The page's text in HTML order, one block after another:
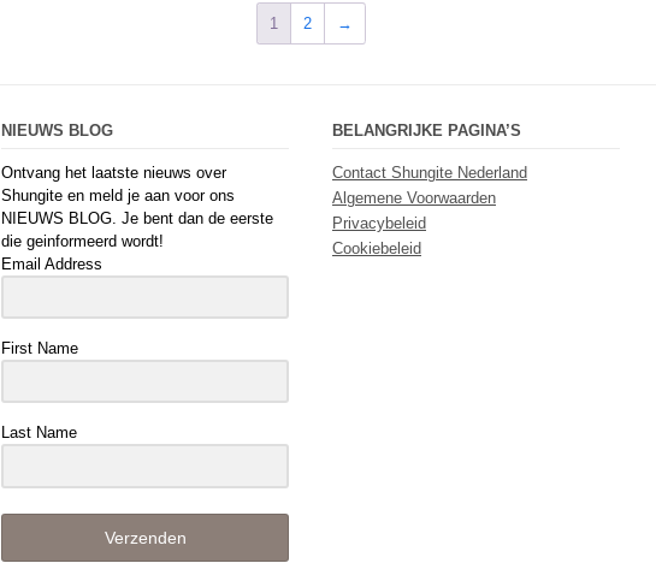
1 2 →
NIEUWS BLOG
Ontvang het laatste nieuws over
Shungite en meld je aan voor ons
NIEUWS BLOG. Je bent dan de eerste
die geinformeerd wordt!
Email Address
First Name
Last Name
Verzenden
BELANGRIJKE PAGINA’S
Contact Shungite Nederland
Algemene Voorwaarden
Privacybeleid
Cookiebeleid